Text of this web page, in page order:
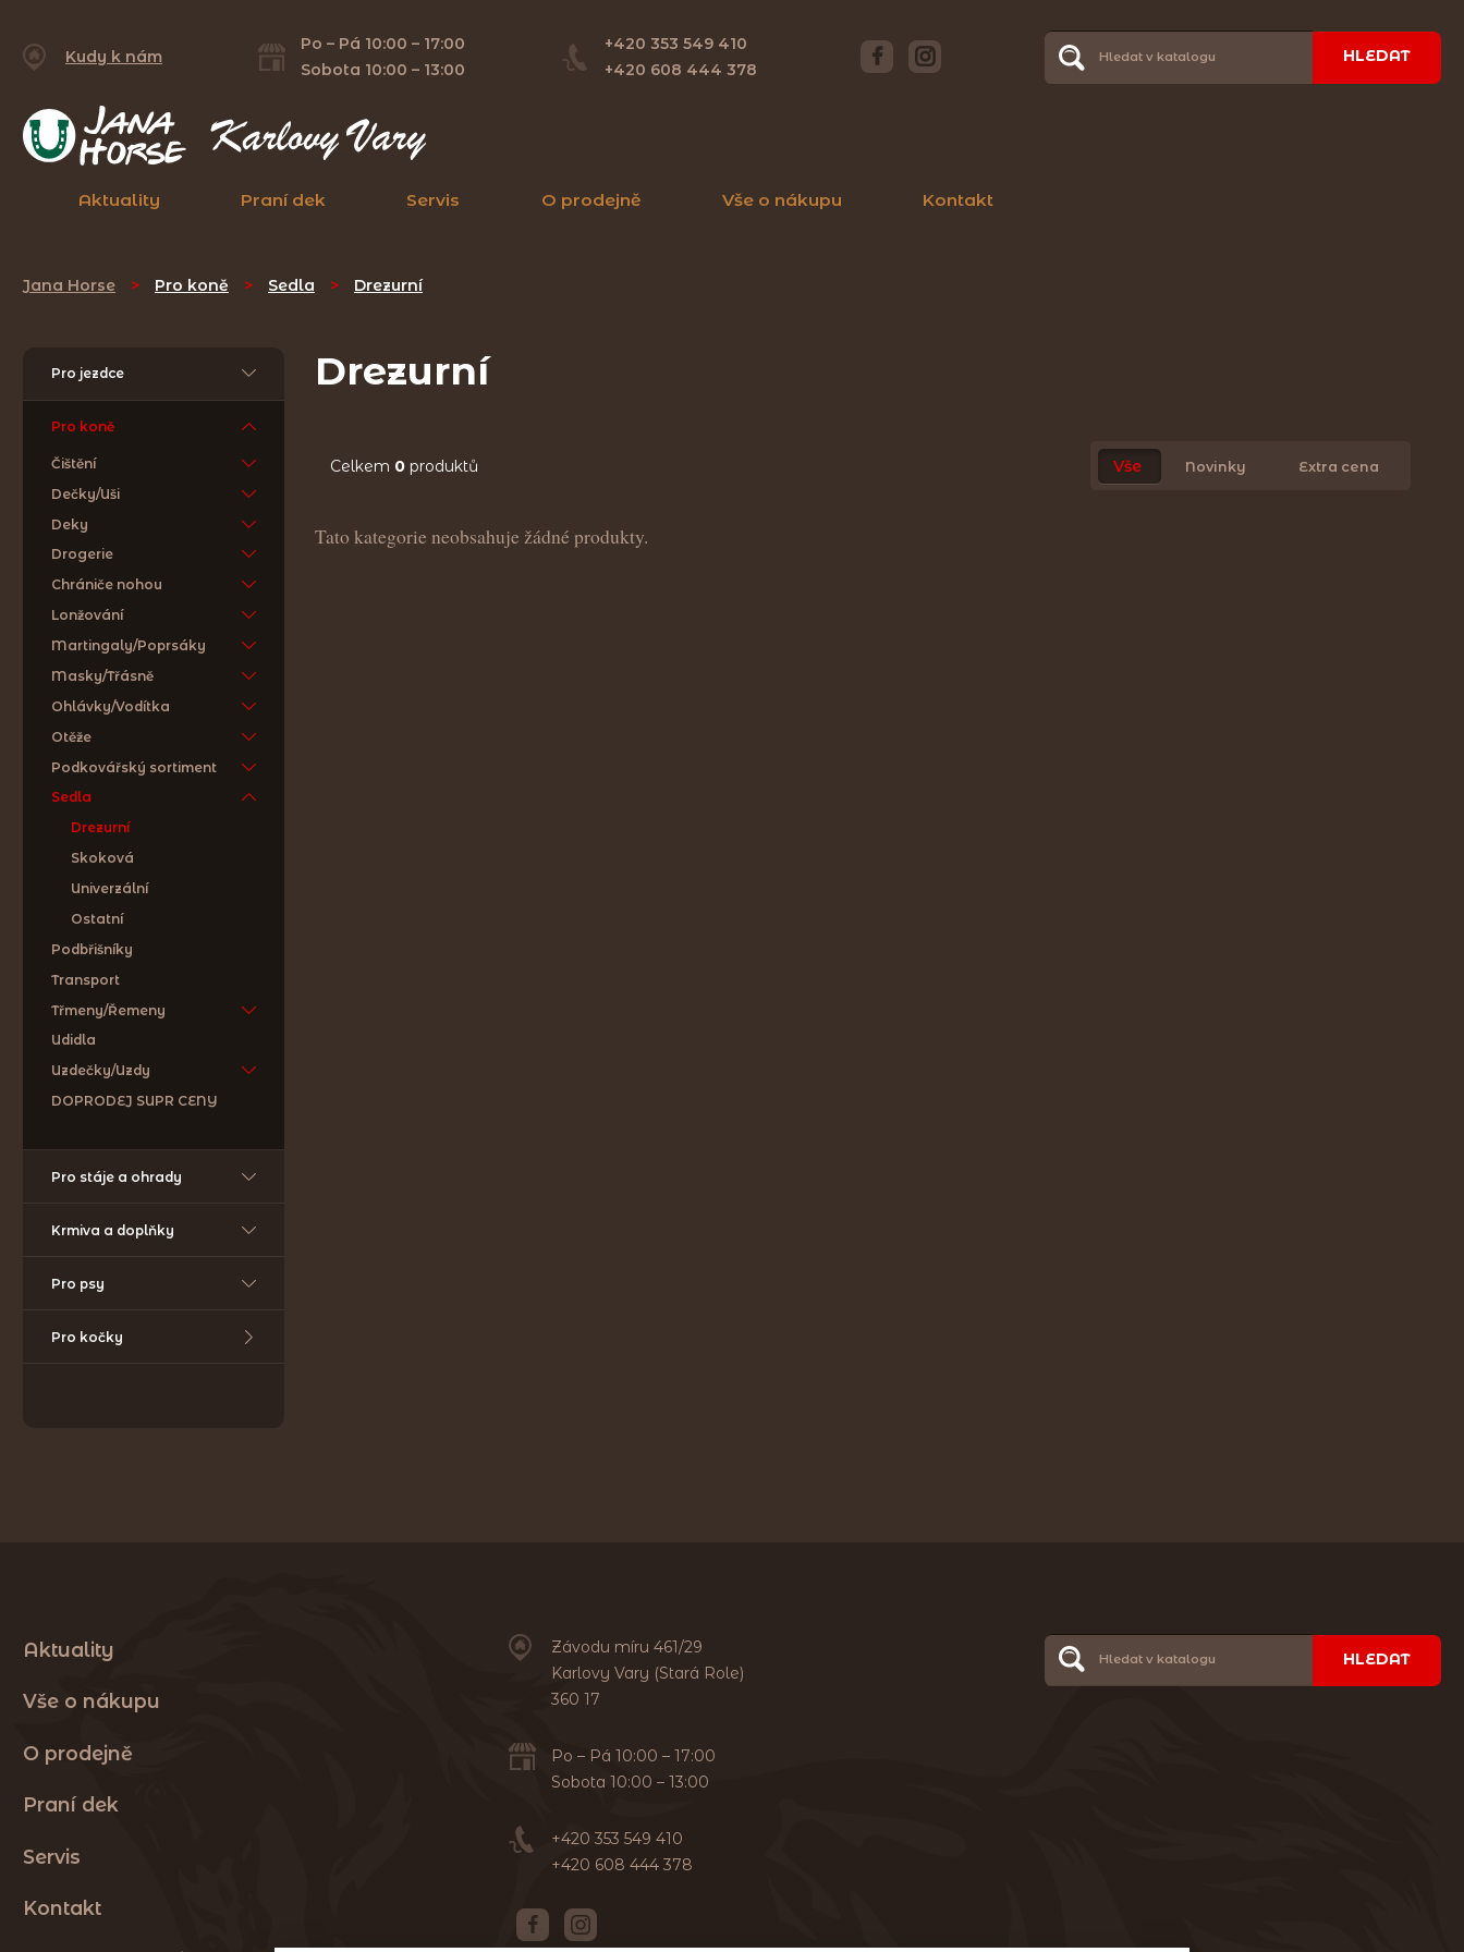
Kudy k nám
Po – Pá 10:00 – 17:00
Sobota 10:00 – 13:00
+420 353 549 410
+420 608 444 378
HLEDAT
Aktuality Praní dek Servis O prodejně Vše o nákupu Kontakt
Jana Horse > Pro koně > Sedla > Drezurní
Pro jezdce
Pro koně
Čištění
Dečky/Uši
Deky
Drogerie
Chrániče nohou
Lonžování
Martingaly/Poprsáky
Masky/Třásně
Ohlávky/Vodítka
Otěže
Podkovářský sortiment
Sedla
Drezurní
Skoková
Univerzální
Ostatní
Podbřišníky
Transport
Třmeny/Řemeny
Udidla
Uzdečky/Uzdy
DOPRODEJ SUPR CENY
Pro stáje a ohrady
Krmiva a doplňky
Pro psy
Pro kočky
Drezurní
Celkem 0 produktů Vše Novinky Extra cena
Tato kategorie neobsahuje žádné produkty.
Aktuality
Vše o nákupu
O prodejně
Praní dek
Servis
Kontakt
Závodu míru 461/29
Karlovy Vary (Stará Role)
360 17
Po – Pá 10:00 – 17:00
Sobota 10:00 – 13:00
+420 353 549 410
+420 608 444 378
HLEDAT